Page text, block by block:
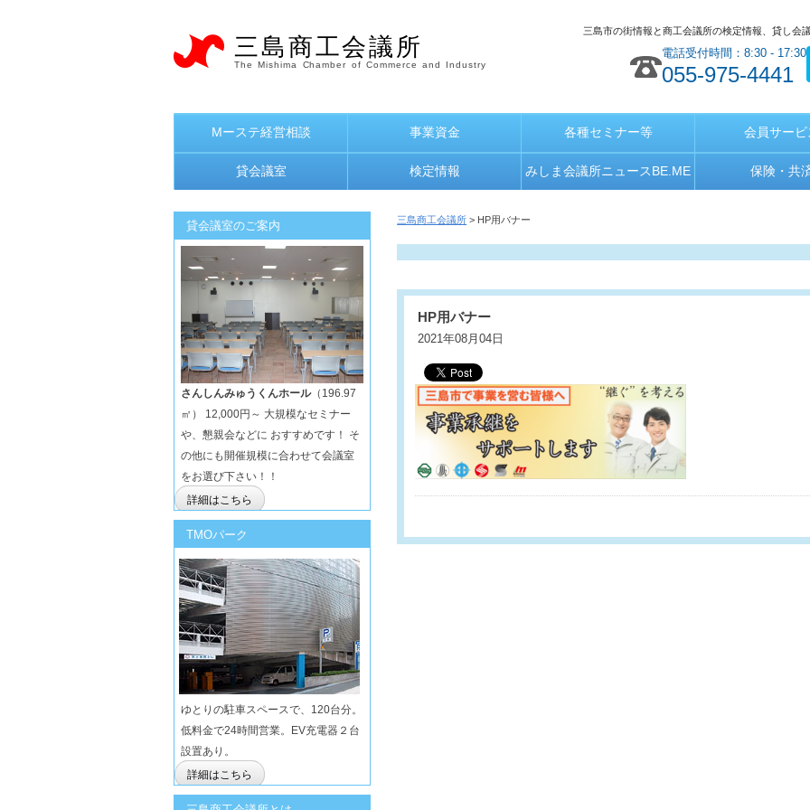
三島商工会議所
The Mishima Chamber of Commerce and Industry
三島市の街情報と商工会議所の検定情報、貸し会
電話受付時間：8:30 - 17:30
055-975-4441
Mーステ経営相談 事業資金 各種セミナー等 会員サービ
貸会議室 検定情報 みしま会議所ニュースBE.ME 保険・共
三島商工会議所 > HP用バナー
HP用バナー
2021年08月04日
貸会議室のご案内
さんしんみゅうくんホール（196.97
㎡） 12,000円～ 大規模なセミナー
や、懇親会などに おすすめです！ そ
の他にも開催規模に合わせて会議室
をお選び下さい！！
詳細はこちら
TMOパーク
ゆとりの駐車スペースで、120台分。
低料金で24時間営業。EV充電器２台
設置あり。
詳細はこちら